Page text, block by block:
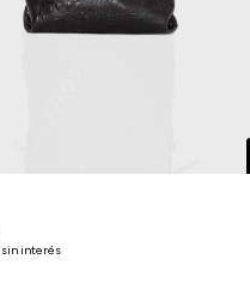
sin interés